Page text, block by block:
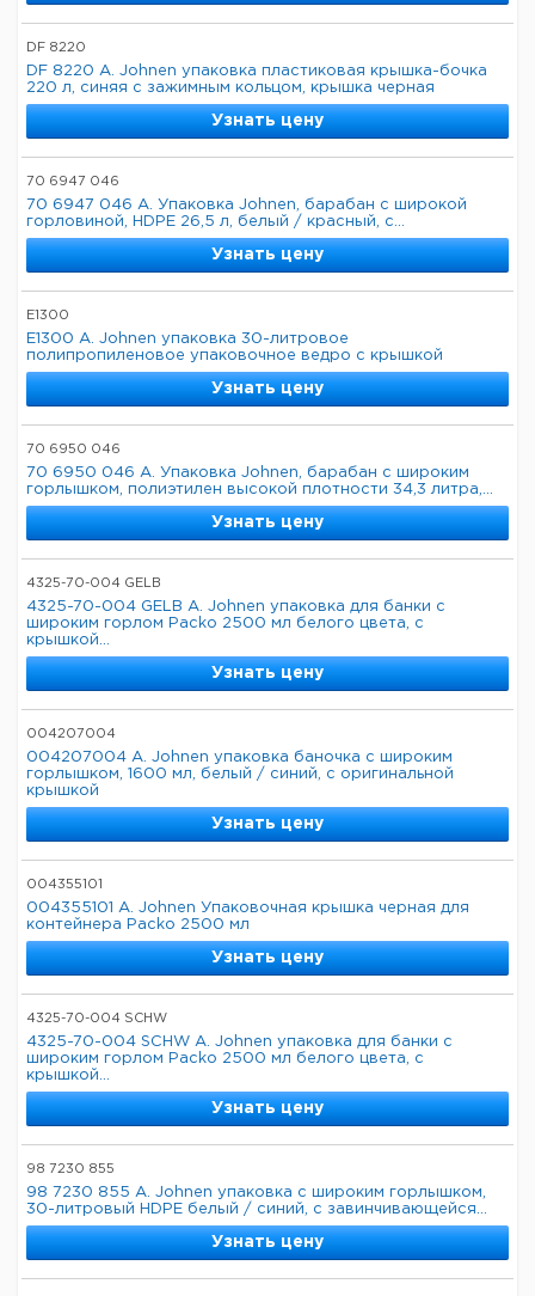
DF 8220
DF 8220 A. Johnen упаковка пластиковая крышка-бочка
220 л, синяя с зажимным кольцом, крышка черная
Узнать цену
70 6947 046
70 6947 046 A. Упаковка Johnen, барабан с широкой
горловиной, HDPE 26,5 л, белый / красный, с...
Узнать цену
E1300
E1300 A. Johnen упаковка 30-литровое
полипропиленовое упаковочное ведро с крышкой
Узнать цену
70 6950 046
70 6950 046 A. Упаковка Johnen, барабан с широким
горлышком, полиэтилен высокой плотности 34,3 литра,...
Узнать цену
4325-70-004 GELB
4325-70-004 GELB A. Johnen упаковка для банки с
широким горлом Packo 2500 мл белого цвета, с
крышкой...
Узнать цену
004207004
004207004 A. Johnen упаковка баночка с широким
горлышком, 1600 мл, белый / синий, с оригинальной
крышкой
Узнать цену
004355101
004355101 A. Johnen Упаковочная крышка черная для
контейнера Packo 2500 мл
Узнать цену
4325-70-004 SCHW
4325-70-004 SCHW A. Johnen упаковка для банки с
широким горлом Packo 2500 мл белого цвета, с
крышкой...
Узнать цену
98 7230 855
98 7230 855 A. Johnen упаковка с широким горлышком,
30-литровый HDPE белый / синий, с завинчивающейся...
Узнать цену